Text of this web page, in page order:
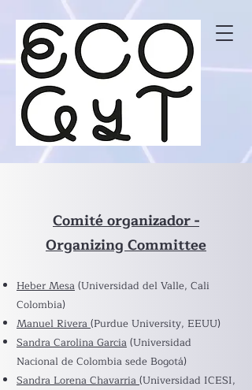
Comité organizador -
Organizing Committee
Heber Mesa(Universidad del Valle, Cali
Colombia)
Manuel Rivera(Purdue University, EEUU)
Sandra Carolina Garcia(Universidad
Nacional de Colombia sede Bogotá)
Sandra Lorena Chavarria(Universidad ICESI,